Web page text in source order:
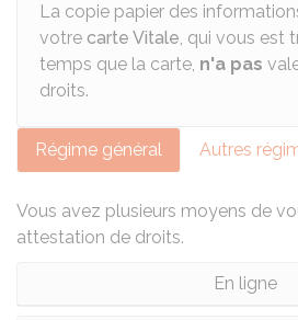
La copie papier des
votre carte Vitale, qui vous est
temps que la carte, n'a pas
droits.
Régime général Autres
Vous avez plusieurs moyens de
attestation de droits.
En ligne